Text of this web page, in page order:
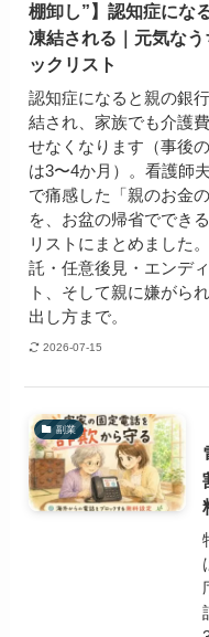
棚卸し”】認知症にな
凍結される｜元気なう
ックリスト
認知症になると親の銀
結され、家族でも介護
せなくなります（事後
は3〜4か月）。看護師
で痛感した「親のお金の
を、お盆の帰省ででき
リストにまとめました
託・任意後見・エンデ
ト、そして親に嫌がら
出し方まで。
2026-07-15
副業